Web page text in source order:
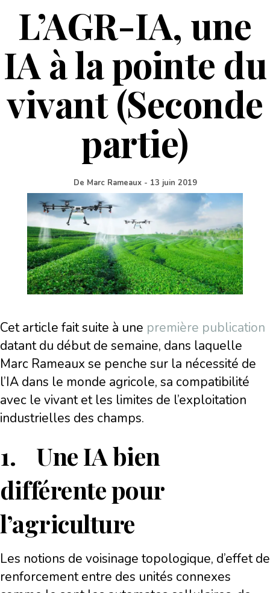
L’AGR-IA, une
IA à la pointe du
vivant (Seconde
partie)
De Marc Rameaux - 13 juin 2019
Cet article fait suite à une première publication
datant du début de semaine, dans laquelle
Marc Rameaux se penche sur la nécessité de
l’IA dans le monde agricole, sa compatibilité
avec le vivant et les limites de l’exploitation
industrielles des champs.
1. Une IA bien
différente pour
l’agriculture
Les notions de voisinage topologique, d’effet de
renforcement entre des unités connexes